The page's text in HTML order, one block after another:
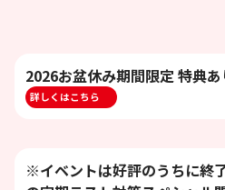
2026お盆休み期間限定 特典あ
詳しくはこちら
※イベントは好評のうちに